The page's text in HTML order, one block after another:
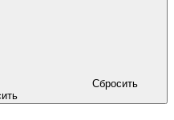
Сбросить